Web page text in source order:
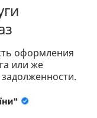
оформления
или же